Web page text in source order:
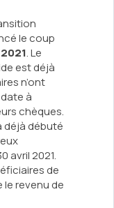
le coup
. Le
est déjà
n’ont
à
chèques.
déjà débuté
avril 2021.
de
le revenu de